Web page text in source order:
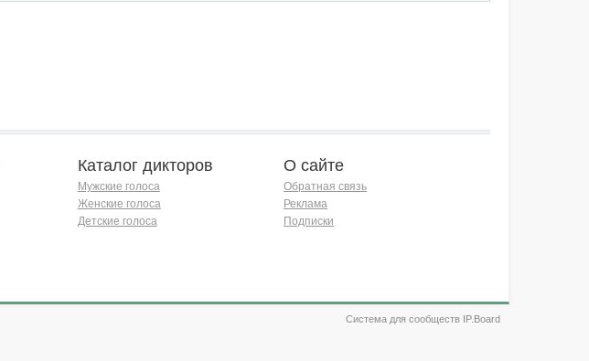
Каталог дикторов
Мужские голоса
Женские голоса
Детские голоса
О сайте
Обратная связь
Реклама
Подписки
Система для сообществ IP.Board